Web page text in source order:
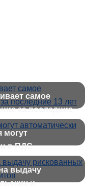
самое
за последние
могут
в ПДС
выдачу
и